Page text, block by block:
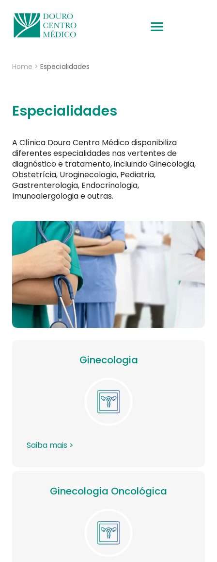
Home > Especialidades
Especialidades
A Clínica Douro Centro Médico disponibiliza
diferentes especialidades nas vertentes de
diagnóstico e tratamento, incluindo Ginecologia,
Obstetrícia, Uroginecologia, Pediatria,
Gastrenterologia, Endocrinologia,
Imunoalergologia e outras.
Ginecologia
Saiba mais >
Ginecologia Oncológica